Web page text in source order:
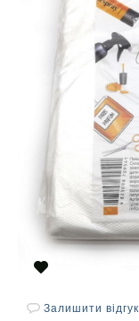
Залишити відгук